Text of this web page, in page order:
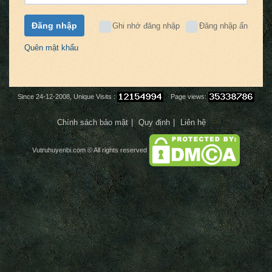
Ghi nhớ đăng nhập Đăng nhập ẩn
Đăng nhập
Quên mật khẩu
Since 24-12-2008, Unique Visits : Page views:
Chính sách bảo mật Quy định Liên hệ
Vutruhuyenbi.com© All rights reserved